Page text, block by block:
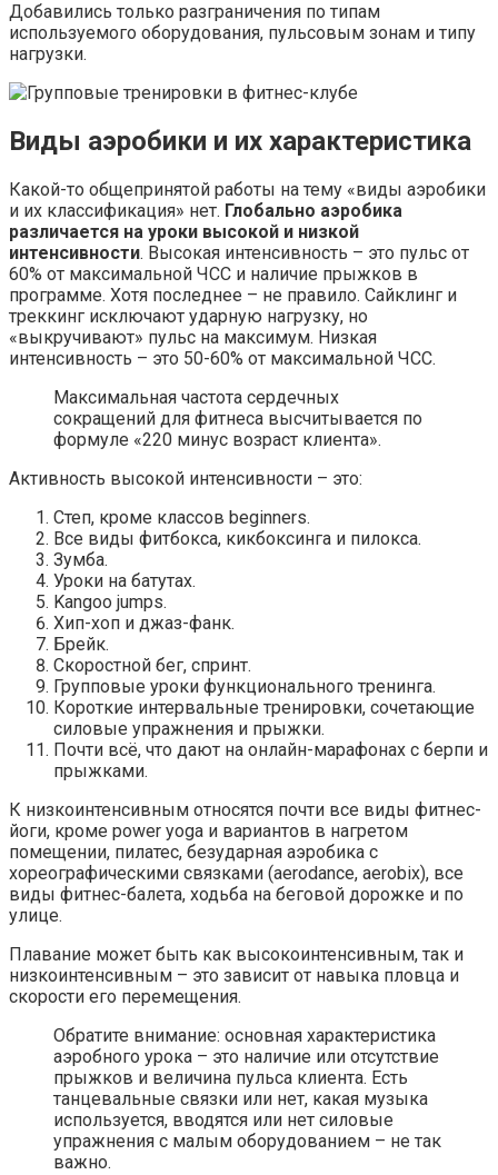
Добавились только разграничения по типам
используемого оборудования, пульсовым зонам и типу
нагрузки.
Виды аэробики и их характеристика
Какой-то общепринятой работы на тему «виды аэробики
и их классификация» нет. Глобально аэробика
различается на уроки высокой и низкой
интенсивности. Высокая интенсивность – это пульс от
60% от максимальной ЧСС и наличие прыжков в
программе. Хотя последнее – не правило. Сайклинг и
треккинг исключают ударную нагрузку, но
«выкручивают» пульс на максимум. Низкая
интенсивность – это 50-60% от максимальной ЧСС.
Максимальная частота сердечных
сокращений для фитнеса высчитывается по
формуле «220 минус возраст клиента».
Активность высокой интенсивности – это:
Степ, кроме классов beginners.
Все виды фитбокса, кикбоксинга и пилокса.
Зумба.
Уроки на батутах.
Kangoo jumps.
Хип-хоп и джаз-фанк.
Брейк.
Скоростной бег, спринт.
Групповые уроки функционального тренинга.
Короткие интервальные тренировки, сочетающие
силовые упражнения и прыжки.
Почти всё, что дают на онлайн-марафонах с берпи и
прыжками.
К низкоинтенсивным относятся почти все виды фитнес-
йоги, кроме power yoga и вариантов в нагретом
помещении, пилатес, безударная аэробика с
хореографическими связками (aerodance, aerobix), все
виды фитнес-балета, ходьба на беговой дорожке и по
улице.
Плавание может быть как высокоинтенсивным, так и
низкоинтенсивным – это зависит от навыка пловца и
скорости его перемещения.
Обратите внимание: основная характеристика
аэробного урока – это наличие или отсутствие
прыжков и величина пульса клиента. Есть
танцевальные связки или нет, какая музыка
используется, вводятся или нет силовые
упражнения с малым оборудованием – не так
важно.